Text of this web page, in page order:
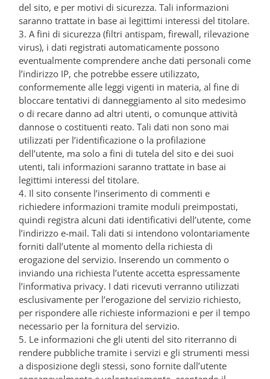
del sito, e per motivi di sicurezza. Tali informazioni
saranno trattate in base ai legittimi interessi del titolare.
3. A fini di sicurezza (filtri antispam, firewall, rilevazione
virus), i dati registrati automaticamente possono
eventualmente comprendere anche dati personali come
l’indirizzo IP, che potrebbe essere utilizzato,
conformemente alle leggi vigenti in materia, al fine di
bloccare tentativi di danneggiamento al sito medesimo
o di recare danno ad altri utenti, o comunque attività
dannose o costituenti reato. Tali dati non sono mai
utilizzati per l’identificazione o la profilazione
dell’utente, ma solo a fini di tutela del sito e dei suoi
utenti, tali informazioni saranno trattate in base ai
legittimi interessi del titolare.
4. Il sito consente l’inserimento di commenti e
richiedere informazioni tramite moduli preimpostati,
quindi registra alcuni dati identificativi dell’utente, come
l’indirizzo e-mail. Tali dati si intendono volontariamente
forniti dall’utente al momento della richiesta di
erogazione del servizio. Inserendo un commento o
inviando una richiesta l’utente accetta espressamente
l’informativa privacy. I dati ricevuti verranno utilizzati
esclusivamente per l’erogazione del servizio richiesto,
per rispondere alle richieste informazioni e per il tempo
necessario per la fornitura del servizio.
5. Le informazioni che gli utenti del sito riterranno di
rendere pubbliche tramite i servizi e gli strumenti messi
a disposizione degli stessi, sono fornite dall’utente